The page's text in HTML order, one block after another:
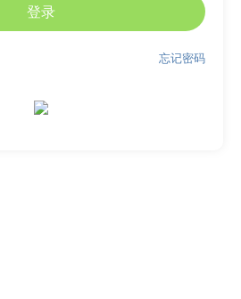
登录
忘记密码